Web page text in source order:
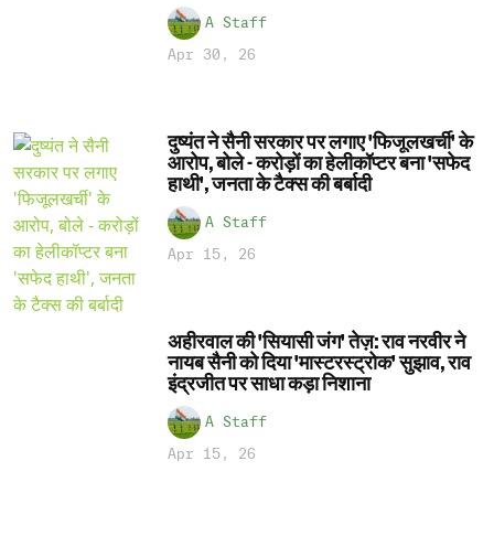
A Staff
Apr 30, 26
दुष्यंत ने सैनी सरकार पर लगाए 'फिजूलखर्ची' के
आरोप, बोले - करोड़ों का हेलीकॉप्टर बना 'सफेद
हाथी', जनता के टैक्स की बर्बादी
A Staff
Apr 15, 26
अहीरवाल की 'सियासी जंग' तेज़: राव नरवीर ने
नायब सैनी को दिया 'मास्टरस्ट्रोक' सुझाव, राव
इंद्रजीत पर साधा कड़ा निशाना
A Staff
Apr 15, 26